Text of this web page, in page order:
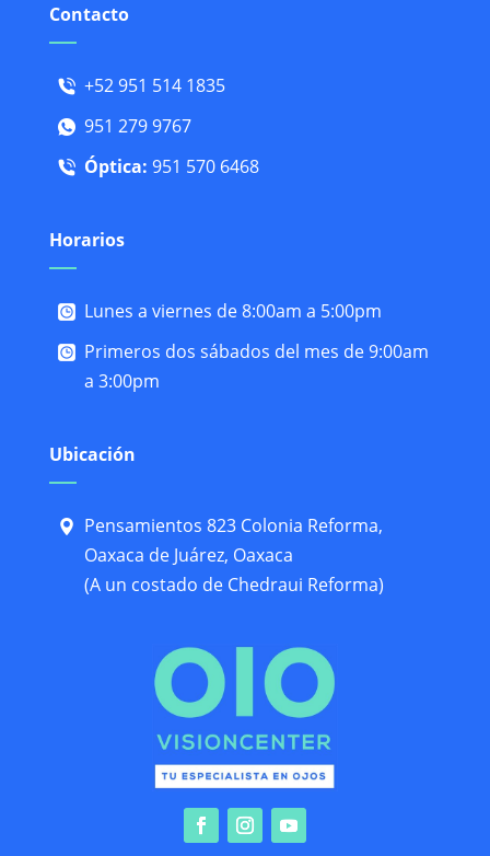
Contacto
+52 951 514 1835
951 279 9767
Óptica: 951 570 6468
Horarios
Lunes a viernes de 8:00am a 5:00pm
Primeros dos sábados del mes de 9:00am
a 3:00pm
Ubicación
Pensamientos 823 Colonia Reforma,
Oaxaca de Juárez, Oaxaca
(A un costado de Chedraui Reforma)